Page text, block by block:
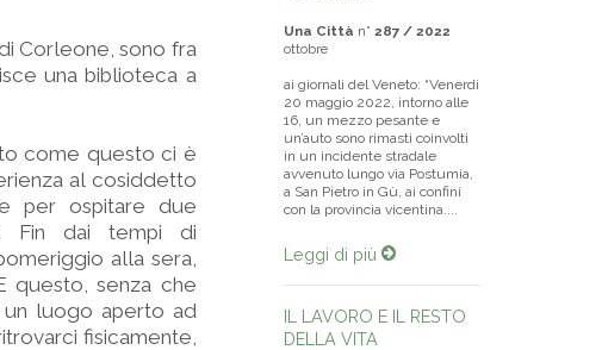
Corleone, sono fra
una biblioteca a
come questo ci è
al cosiddetto
per ospitare due
Fin dai tempi di
alla sera,
questo, senza che
un luogo aperto ad
fisicamente,
Una Città n° 287 / 2022
ottobre
ai giornali del Veneto: “Venerdì
20 maggio 2022, intorno alle
16, un mezzo pesante e
un’auto sono rimasti coinvolti
in un incidente stradale
avvenuto lungo via Postumia,
a San Pietro in Gù, ai confini
con la provincia vicentina....
Leggi di più
IL LAVORO E IL RESTO
DELLA VITA